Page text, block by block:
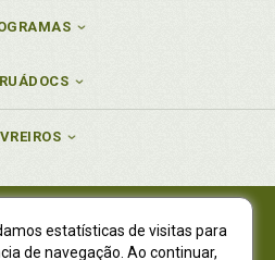
CNPJ 77.535.508/0001-19
estatísticas de visitas para
de navegação. Ao continuar,